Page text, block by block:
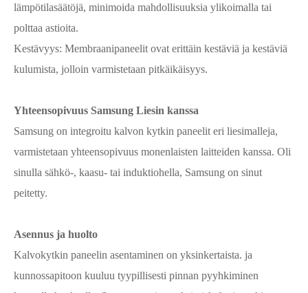
lämpötilasäätöjä, minimoida mahdollisuuksia ylikoimalla tai
polttaa astioita.
Kestävyys: Membraanipaneelit ovat erittäin kestäviä ja kestäviä
kulumista, jolloin varmistetaan pitkäikäisyys.
Yhteensopivuus Samsung Liesin kanssa
Samsung on integroitu kalvon kytkin paneelit eri liesimalleja,
varmistetaan yhteensopivuus monenlaisten laitteiden kanssa. Oli
sinulla sähkö-, kaasu- tai induktiohella, Samsung on sinut
peitetty.
Asennus ja huolto
Kalvokytkin paneelin asentaminen on yksinkertaista. ja
kunnossapitoon kuuluu tyypillisesti pinnan pyyhkiminen